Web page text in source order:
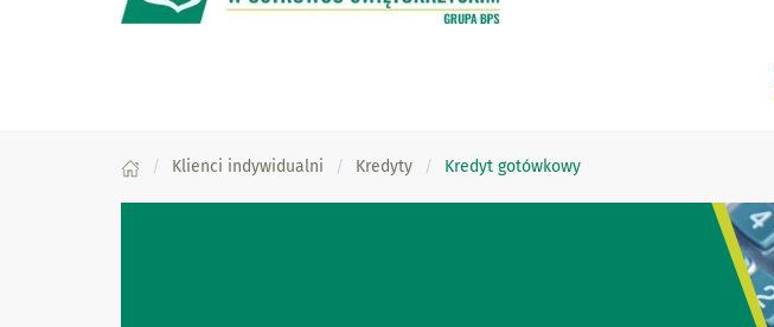
Klienci indywidualni Kredyty Kredyt gotówkowy